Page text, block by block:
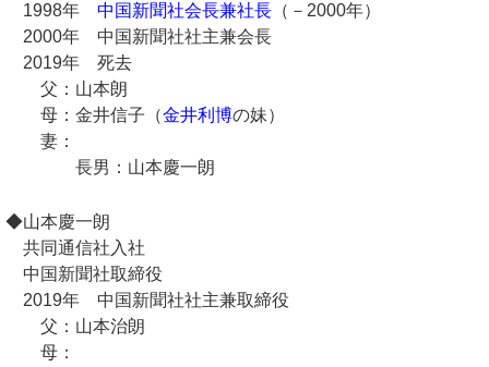
1998年 中国新聞社会長兼社長（－2000年）
2000年 中国新聞社社主兼会長
2019年 死去
父：山本朗
母：金井信子（金井利博の妹）
妻：
長男：山本慶一朗
◆山本慶一朗
共同通信社入社
中国新聞社取締役
2019年 中国新聞社社主兼取締役
父：山本治朗
母：